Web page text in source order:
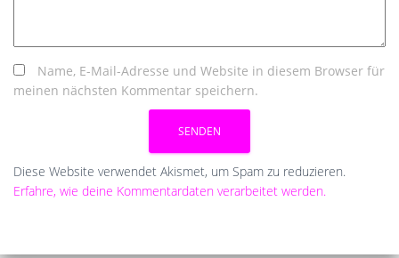
Name, E-Mail-Adresse und Website in diesem Browser für
meinen nächsten Kommentar speichern.
Diese Website verwendet Akismet, um Spam zu reduzieren.
Erfahre, wie deine Kommentardaten verarbeitet werden.